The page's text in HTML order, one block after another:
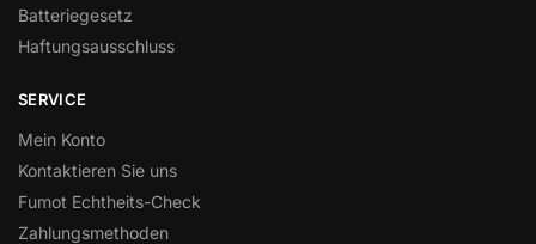
Batteriegesetz
Haftungsausschluss
SERVICE
Mein Konto
Kontaktieren Sie uns
Fumot Echtheits-Check
Zahlungsmethoden